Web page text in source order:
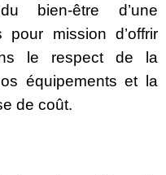
bien-être d’une
mission d’offrir
le respect de la
équipements et la
de coût.